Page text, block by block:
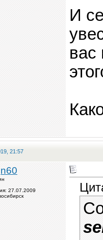
И
вас
21:57
27.07.2009